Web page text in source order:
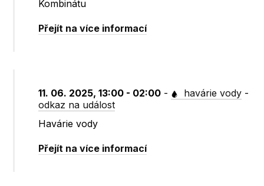
Kombinátu
Přejít na více informací
11. 06. 2025, 13:00 - 02:00 - havárie vody -
odkaz na událost
Havárie vody
Přejít na více informací